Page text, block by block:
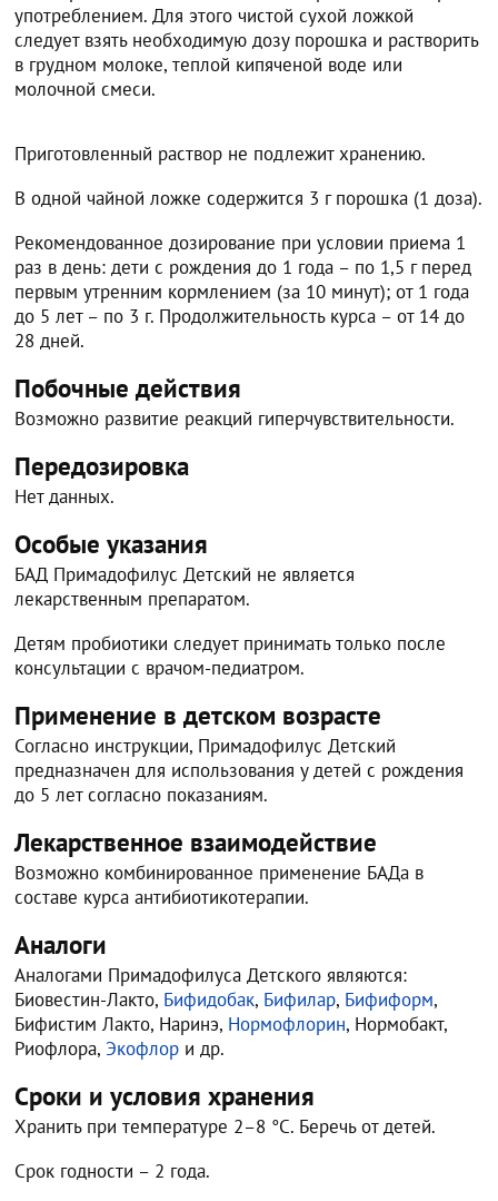
употреблением. Для этого чистой сухой ложкой
следует взять необходимую дозу порошка и растворить
в грудном молоке, теплой кипяченой воде или
молочной смеси.
Приготовленный раствор не подлежит хранению.
В одной чайной ложке содержится 3 г порошка (1 доза).
Рекомендованное дозирование при условии приема 1
раз в день: дети с рождения до 1 года – по 1,5 г перед
первым утренним кормлением (за 10 минут); от 1 года
до 5 лет – по 3 г. Продолжительность курса – от 14 до
28 дней.
Побочные действия
Возможно развитие реакций гиперчувствительности.
Передозировка
Нет данных.
Особые указания
БАД Примадофилус Детский не является
лекарственным препаратом.
Детям пробиотики следует принимать только после
консультации с врачом-педиатром.
Применение в детском возрасте
Согласно инструкции, Примадофилус Детский
предназначен для использования у детей с рождения
до 5 лет согласно показаниям.
Лекарственное взаимодействие
Возможно комбинированное применение БАДа в
составе курса антибиотикотерапии.
Аналоги
Аналогами Примадофилуса Детского являются:
Биовестин-Лакто, Бифидобак, Бифилар, Бифиформ,
Бифистим Лакто, Наринэ, Нормофлорин, Нормобакт,
Риофлора, Экофлор и др.
Сроки и условия хранения
Хранить при температуре 2–8 °C. Беречь от детей.
Срок годности – 2 года.